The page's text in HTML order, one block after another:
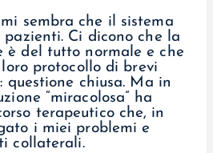
sembra che il sistema
Ci dicono che la
è del tutto normale e che
protocollo di brevi
chiusa. Ma in
“miracolosa” ha
terapeutico che, in
i miei problemi e
collaterali.